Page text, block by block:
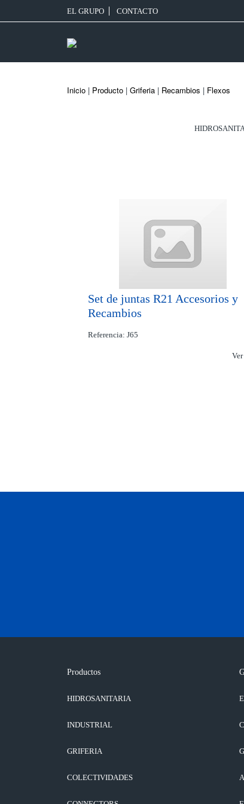
EL GRUPO CONTACTO
Inicio | Producto | Griferia | Recambios | Flexos
Set de juntas R21 Accesorios y
Recambios
Referencia: J65
Productos
HIDROSANITARIA
INDUSTRIAL
GRIFERIA
COLECTIVIDADES